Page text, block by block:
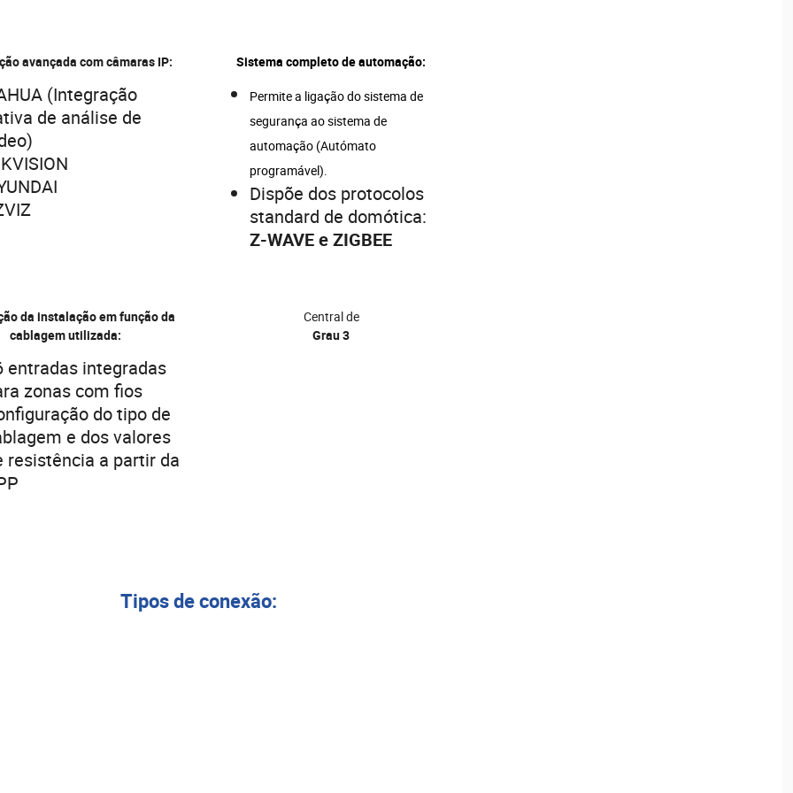
avançada com câmaras IP:
(Integração
de análise de
Sistema completo de automação:
Permite a ligação do sistema de
segurança ao sistema de
automação (Autómato
programável).
Dispõe dos protocolos
standard de domótica:
Z-WAVE e ZIGBEE
da instalação em função da
cablagem utilizada:
entradas integradas
zonas com fios
do tipo de
e dos valores
resistência a partir da
Central de
Grau 3
Tipos de conexão: